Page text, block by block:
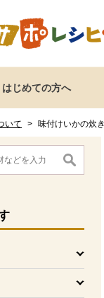
はじめての方へ
いて > 味付けいかの炊
索メニューです。
ーここまで。
。